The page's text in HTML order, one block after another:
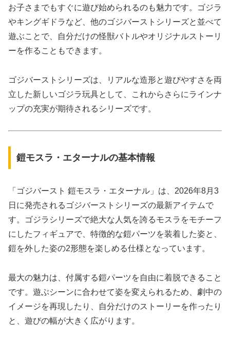
お子さまでもすぐに遊び始められるのも魅力です。ゴジラ
やキングギドラなど、他のゴジバーストシリーズと並べて
遊ぶことで、自分だけの怪獣バトルやオリジナルストーリ
ーを作ることもできます。
ゴジバーストシリーズは、リアルな造形と遊びやすさを両
立した新しいゴジラ玩具として、これからさらにラインナ
ップの充実が期待されるシリーズです。
鎧モスラ・エターナルの基本情報
「ゴジバースト 鎧モスラ・エターナル」は、2026年8月3
日に発売されるゴジバーストシリーズの最新アイテムで
す。ゴジラシリーズで絶大な人気を誇るモスラをモチーフ
にしたフィギュアで、特徴的な鎧パーツを装着した姿と、
鎧を外した姿の2形態を楽しめる仕様となっています。
最大の魅力は、付属する鎧パーツを自由に着脱できること
です。遊ぶシーンに合わせて姿を変えられるため、劇中の
イメージを再現したり、自分だけのストーリーを作ったり
と、遊びの幅が大きく広がります。